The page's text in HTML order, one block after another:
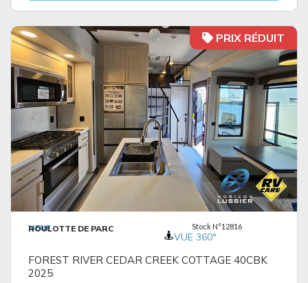
PRIX RÉDUIT
NEUF
ROULOTTE DE PARC
VUE 360°
Stock N°12816
FOREST RIVER CEDAR CREEK COTTAGE 40CBK
2025